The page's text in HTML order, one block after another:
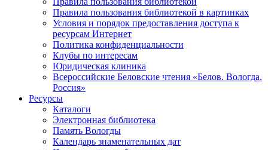
Правила пользования библиотекой в картинках
Условия и порядок предоставления доступа к
ресурсам Интернет
Политика конфиденциальности
Клубы по интересам
Юридическая клиника
Всероссийские Беловские чтения «Белов. Вологда.
Россия»
Ресурсы
Каталоги
Электронная библиотека
Память Вологды
Календарь знаменательных дат